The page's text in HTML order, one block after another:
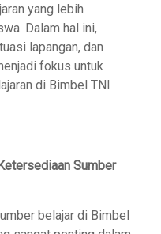
yang lebih
Dalam hal ini,
lapangan, dan
fokus untuk
di Bimbel TNI
Sumber
belajar di Bimbel